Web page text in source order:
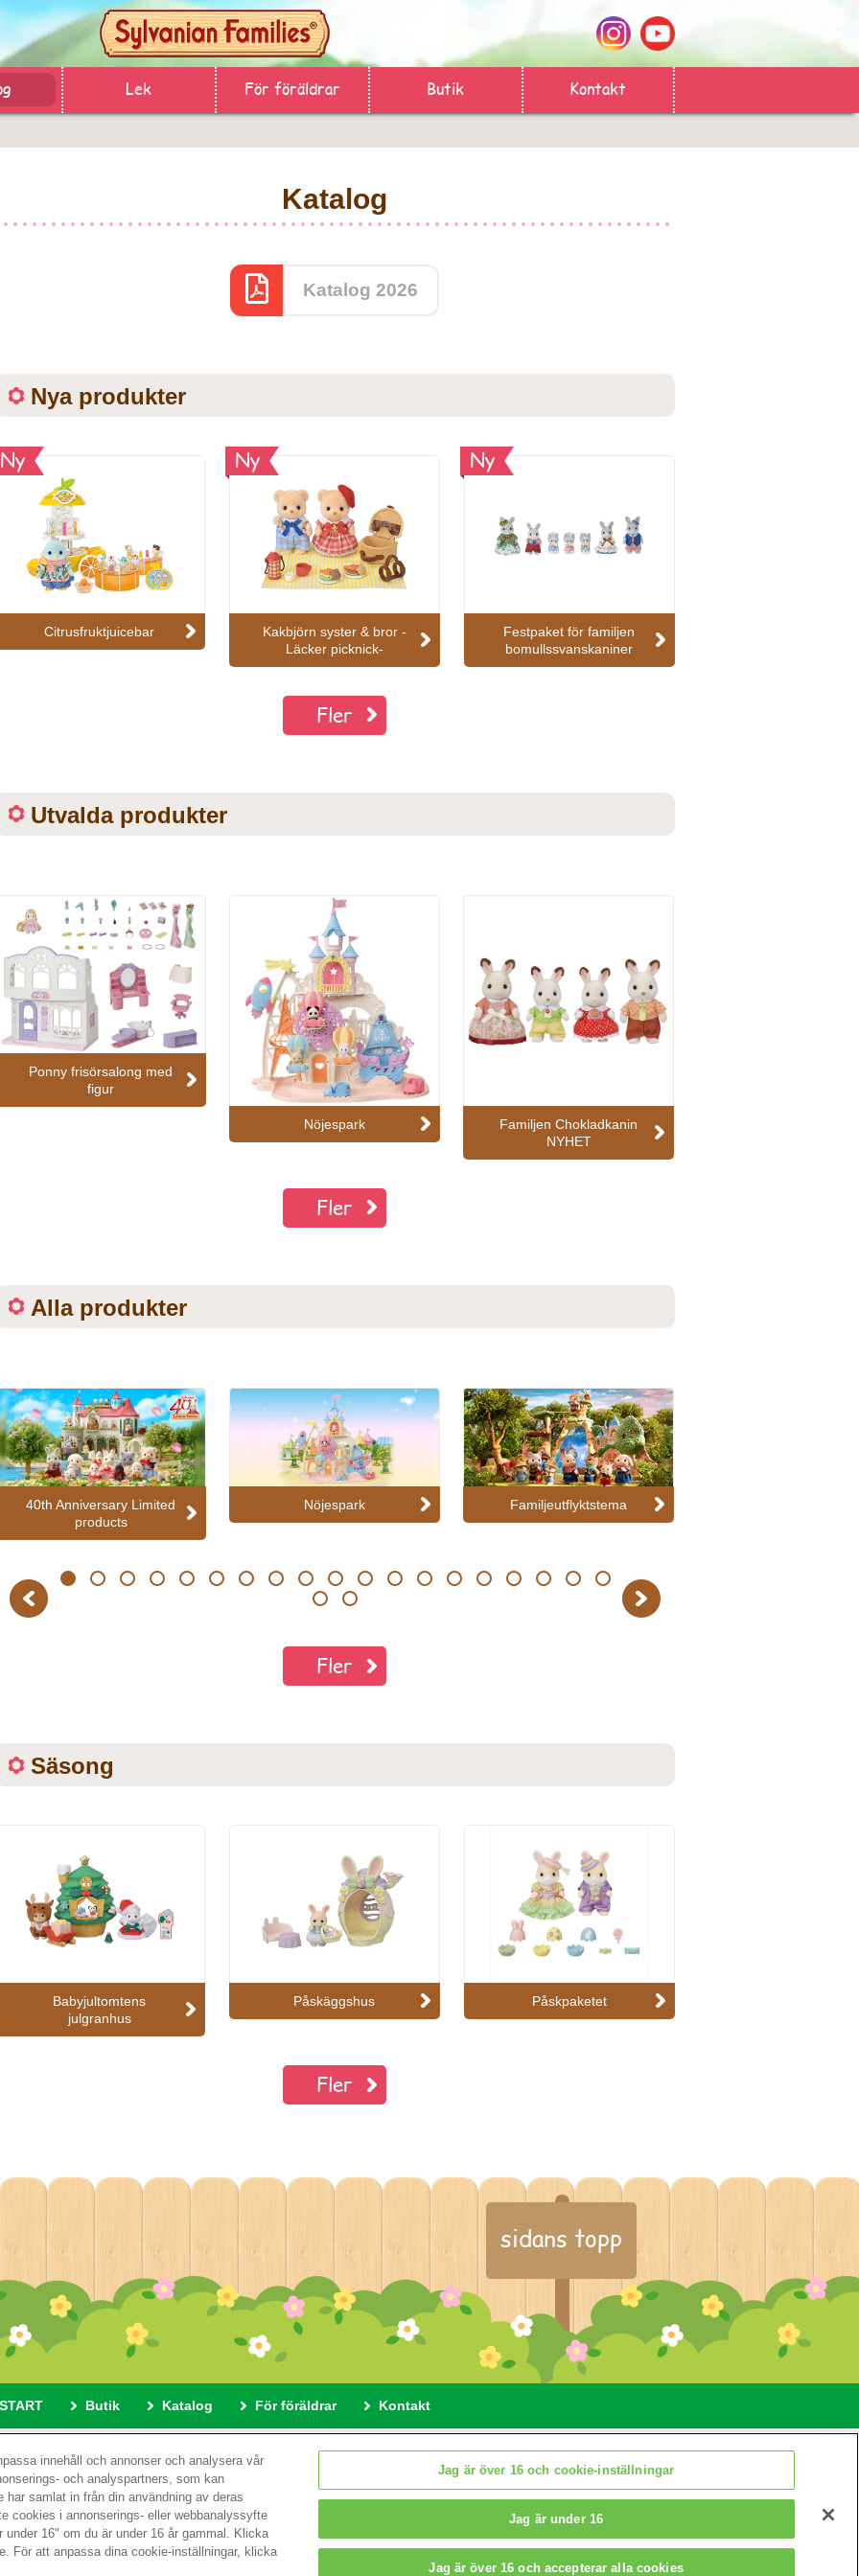
Lek För föräldrar Butik Kontakt
Katalog
Katalog 2026
Nya produkter
Ny
Citrusfruktjuicebar
Ny
Kakbjörn syster & bror -
Läcker picknick-
Ny
Festpaket för familjen
bomullssvanskaniner
Fler
Utvalda produkter
Ponny frisörsalong med
figur
Nöjespark
Familjen Chokladkanin
NYHET
Fler
Alla produkter
Previous
40th Anniversary Limited
products
Nöjespark Familjeutflyktstema
Next
Fler
Säsong
Babyjultomtens
julgranhus
Påskäggshus Påskpaketet
Fler
sidans topp
START Butik Katalog För föräldrar Kontakt
här webbplatsen Sekretesspolicy Cookies Cookie-inställningar
© EPOCH
Change Region
innehåll och annonser och analysera vår
och analyspartners, som kan
samlat in från din användning av deras
cookies i annonserings- eller webbanalyssyfte
16" om du är under 16 år gammal. Klicka
För att anpassa dina cookie-inställningar, klicka
Jag är över 16 och cookie-inställningar
Jag är under 16
Jag är över 16 och accepterar alla cookies